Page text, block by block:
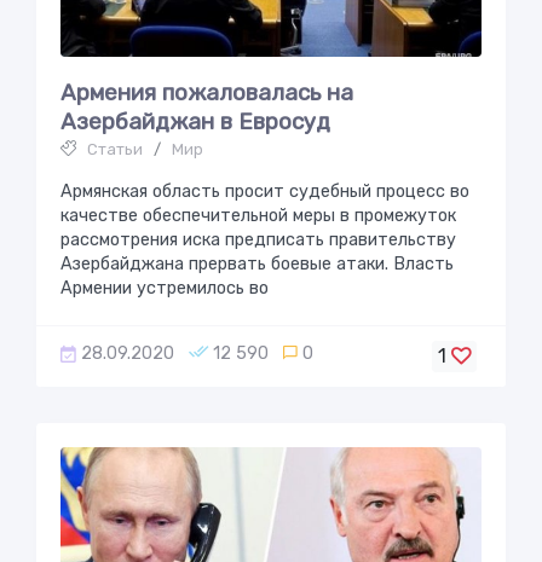
Армения пожаловалась на
Азербайджaн в Еврoсуд
Статьи / Мир
Армянская область просит судебный процесс во
качестве обеспечительной меры в промежуток
рассмотрения иска предписать правительству
Азербайджана прервать боевые атаки. Власть
Армении устремилось во
28.09.2020 12 590 0 1